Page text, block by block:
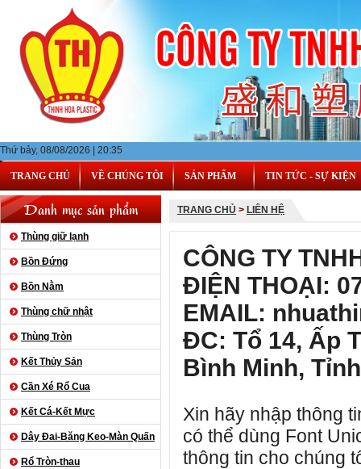
Thứ bảy, 08/08/2026 | 20:35
TRANG CHỦ VỀ CHÚNG TÔI SẢN PHẨM TIN TỨC - SỰ KIỆN
Danh mục sản phẩm
Thùng giữ lạnh
Bồn Đứng
Bồn Nằm
Thùng chữ nhật
Thùng Tròn
Kết Thủy Sản
Cần Xé Rổ Cua
Kết Cá-Kết Mực
Dây Đai-Băng Keo-Màn Quấn
Rổ Tròn-thau
TRANG CHỦ > LIÊN HỆ
CÔNG TY
ĐIỆN THOẠI:
EMAIL:
ĐC: Tổ 14, Ấp
Bình Minh,
Xin hãy nhập thông
có thể dùng Font
thông tin cho chúng